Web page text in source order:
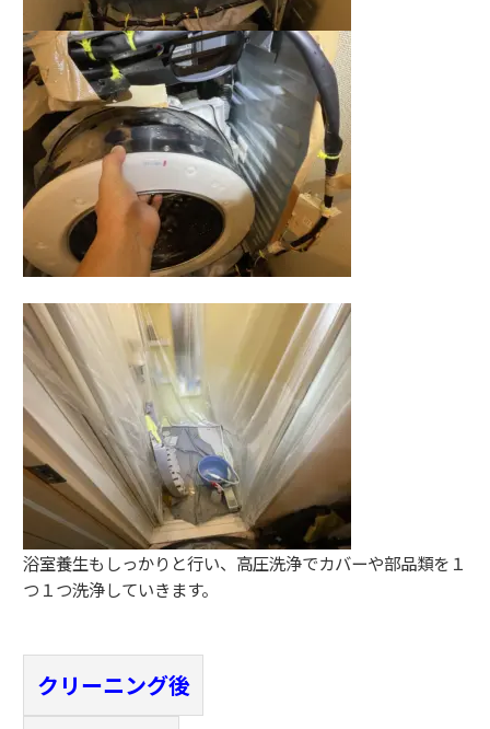
浴室養生もしっかりと行い、高圧洗浄でカバーや部品類を１
つ１つ洗浄していきます。
クリーニング後